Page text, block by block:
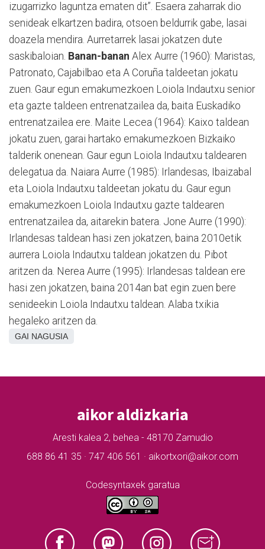
izugarrizko laguntza ematen dit”. Esaera zaharrak dio
senideak elkartzen badira, otsoen beldurrik gabe, lasai
doazela mendira. Aurretarrek lasai jokatzen dute
saskibaloian. Banan-banan Alex Aurre (1960): Maristas,
Patronato, Cajabilbao eta A Coruña taldeetan jokatu
zuen. Gaur egun emakumezkoen Loiola Indautxu senior
eta gazte taldeen entrenatzailea da, baita Euskadiko
entrenatzailea ere. Maite Lecea (1964): Kaixo taldean
jokatu zuen, garai hartako emakumezkoen Bizkaiko
talderik onenean. Gaur egun Loiola Indautxu taldearen
delegatua da. Naiara Aurre (1985): Irlandesas, Ibaizabal
eta Loiola Indautxu taldeetan jokatu du. Gaur egun
emakumezkoen Loiola Indautxu gazte taldearen
entrenatzailea da, aitarekin batera. Jone Aurre (1990):
Irlandesas taldean hasi zen jokatzen, baina 2010etik
aurrera Loiola Indautxu taldean jokatzen du. Pibot
aritzen da. Nerea Aurre (1995): Irlandesas taldean ere
hasi zen jokatzen, baina 2014an bat egin zuen bere
senideekin Loiola Indautxu taldean. Alaba txikia
hegaleko aritzen da.
GAI NAGUSIA
aikor aldizkaria
Aresti kalea 2, behea - 48170 Zamudio
688 86 41 35 · 747 406 561 · aikortxori@aikor.com
Codesyntaxek garatua